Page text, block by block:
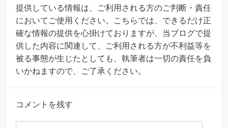
提供している情報は、ご利用される方のご判断・責任
においてご使用ください。こちらでは、できるだけ正
確な情報の提供を心掛けておりますが、当ブログで提
供した内容に関連して、ご利用される方が不利益等を
被る事態が生じたとしても、執筆者は一切の責任を負
いかねますので、ご了承ください。
コメントを残す